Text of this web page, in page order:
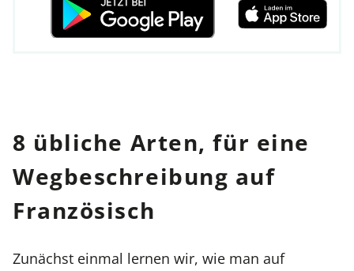
8 übliche Arten, für eine
Wegbeschreibung auf
Französisch
Zunächst einmal lernen wir, wie man auf